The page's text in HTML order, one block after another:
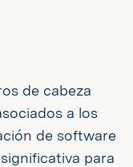
de cabeza
a los
de software
para